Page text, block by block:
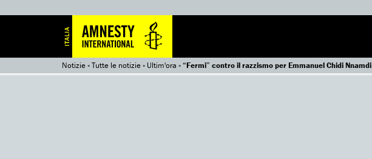
Notizie»Tutte le notizie» Ultim'ora »“Fermi” contro il razzismo per Emmanuel Chidi Nnamdi